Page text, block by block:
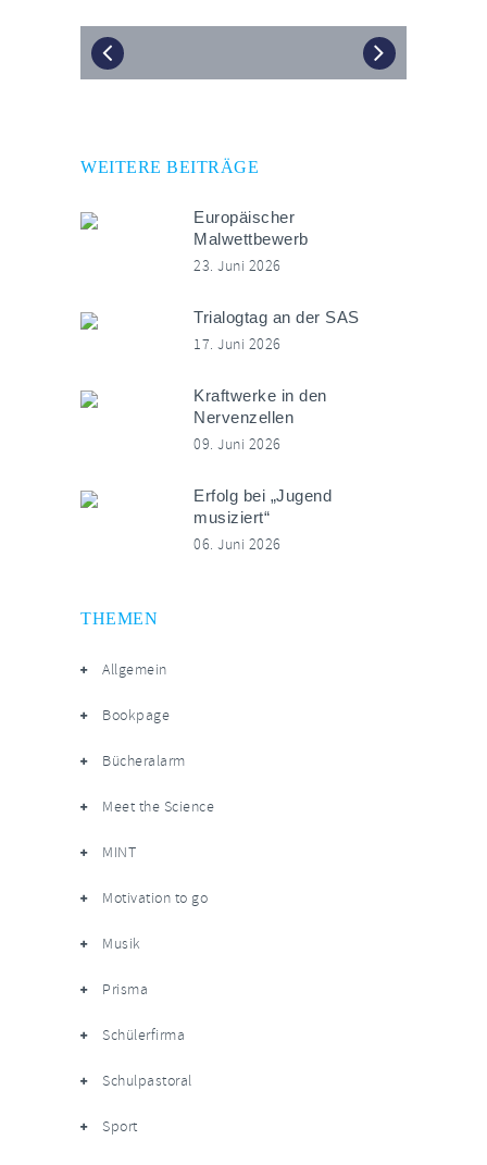
WEITERE BEITRÄGE
Europäischer
Malwettbewerb
23. Juni 2026
Trialogtag an der SAS
17. Juni 2026
Kraftwerke in den
Nervenzellen
09. Juni 2026
Erfolg bei „Jugend
musiziert“
06. Juni 2026
THEMEN
Allgemein
Bookpage
Bücheralarm
Meet the Science
MINT
Motivation to go
Musik
Prisma
Schülerfirma
Schulpastoral
Sport